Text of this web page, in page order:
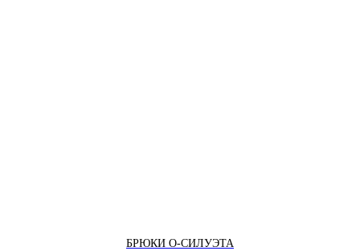
БРЮКИ О-СИЛУЭТА